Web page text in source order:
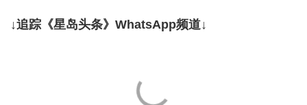
↓追踪《星岛头条》WhatsApp频道↓